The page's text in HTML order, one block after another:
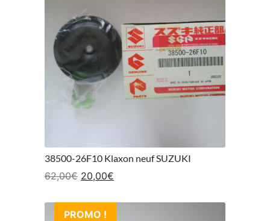
38500-26F10 Klaxon neuf SUZUKI
62,00€ Le prix initial était : 62,00€.
20,00€
PROMO !